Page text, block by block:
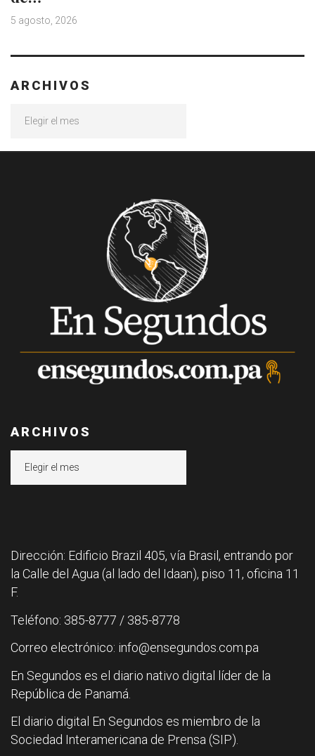
5 agosto, 2026
ARCHIVOS
ARCHIVOS
Dirección: Edificio Brazil 405, vía Brasil, entrando por
la Calle del Agua (al lado del Idaan), piso 11, oficina 11
F.
Teléfono: 385-8777 / 385-8778
Correo electrónico: info@ensegundos.com.pa
En Segundos es el diario nativo digital líder de la
República de Panamá.
El diario digital En Segundos es miembro de la
Sociedad Interamericana de Prensa (SIP).